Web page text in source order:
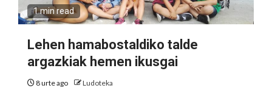
1 min read
Lehen hamabostaldiko talde
argazkiak hemen ikusgai
8 urte ago Ludoteka